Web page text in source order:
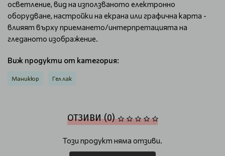
осветление, вид на използваното електронно
оборудване, настройки на екрана или графична карта -
влияят върху приемането/интерпретацията на
гледаното изображение.
Виж продукти от категория:
Маникюр Гел лак
ОТЗИВИ (0)
Този продукт няма отзиви.